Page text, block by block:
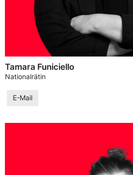
Tamara Funiciello
Nationalrätin
E-Mail